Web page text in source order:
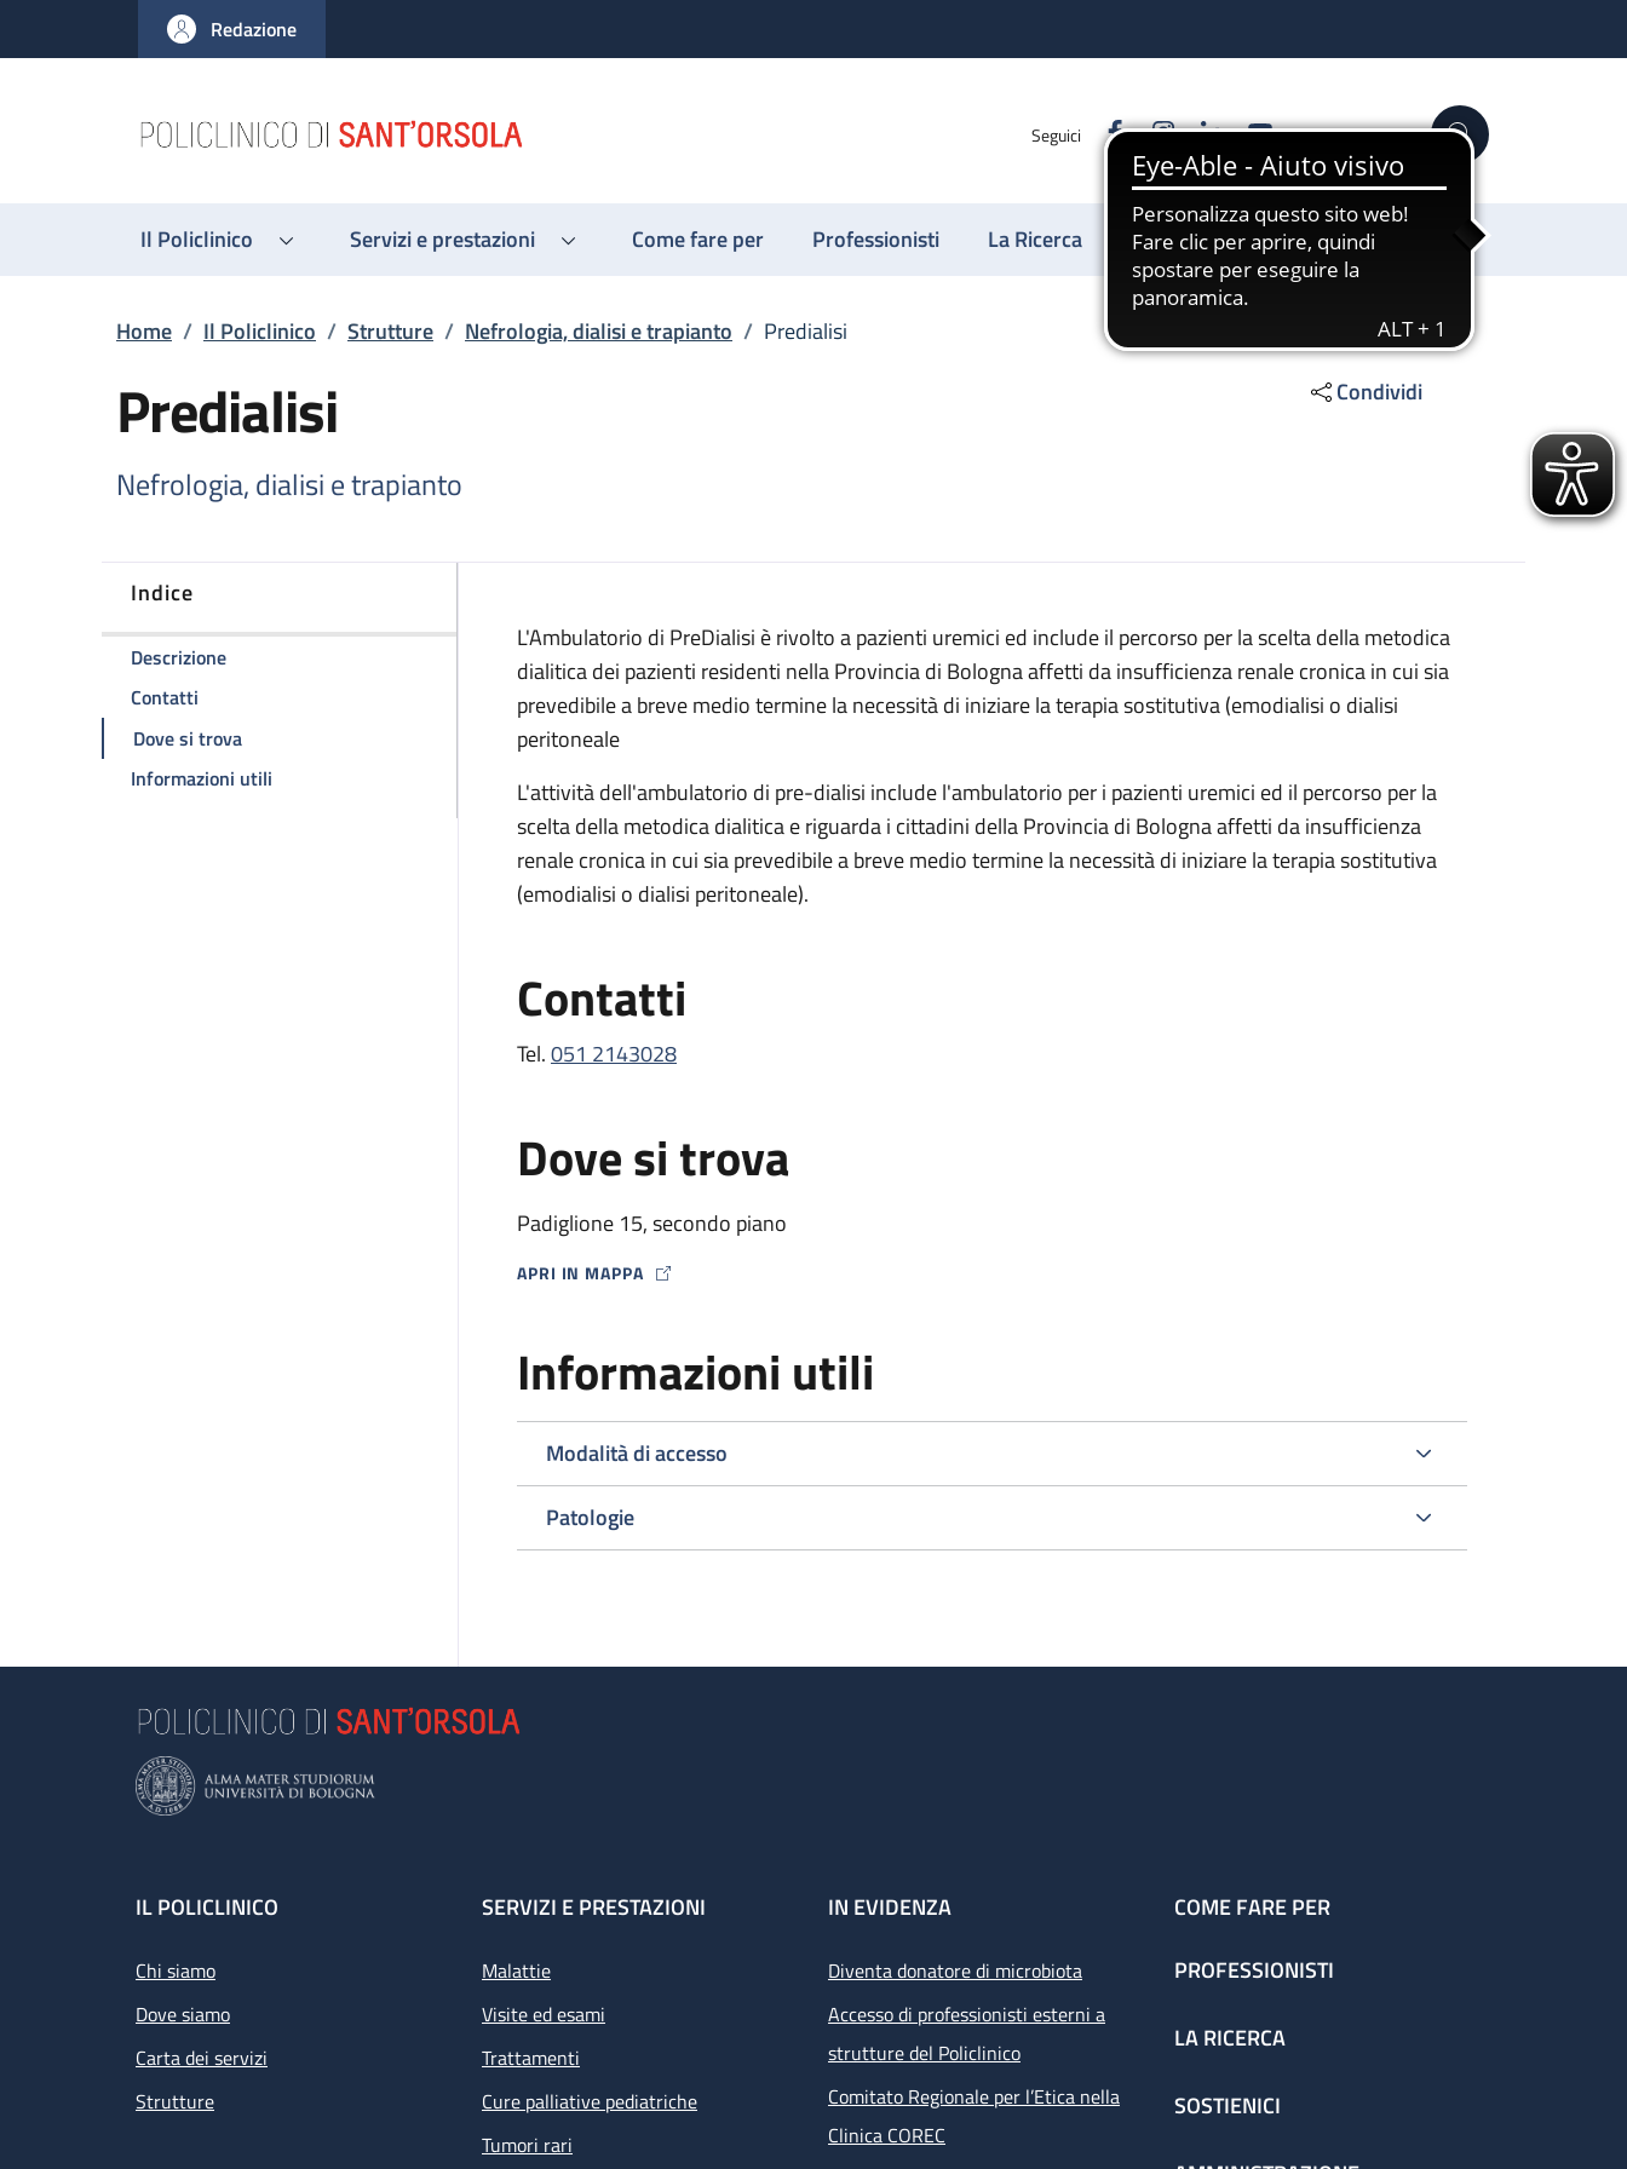
al contenuto principale
to footer content
Redazione
Seguici FacebookInstagram
LinkedinYouTube Cerca
Il Policlinico Servizi e prestazioni Come fare per Professionisti La Ricerca Sostienici
Briciole di pane
Home / Il Policlinico / Strutture / Nefrologia, dialisi e trapianto / Predialisi
Predialisi
Nefrologia, dialisi e trapianto
Condividi
Indice
Descrizionedella pagina Predialisi
Contatti
Dove si trovadella pagina Predialisi
Informazioni utili
Descrizione
L'Ambulatorio di PreDialisi è rivolto a pazienti uremici ed include il percorso per la scelta della metodica
dialitica dei pazienti residenti nella Provincia di Bologna affetti da insufficienza renale cronica in cui sia
prevedibile a breve medio termine la necessità di iniziare la terapia sostitutiva (emodialisi o dialisi
peritoneale
L'attività dell'ambulatorio di pre-dialisi include l'ambulatorio per i pazienti uremici ed il percorso per la
scelta della metodica dialitica e riguarda i cittadini della Provincia di Bologna affetti da insufficienza
renale cronica in cui sia prevedibile a breve medio termine la necessità di iniziare la terapia sostitutiva
(emodialisi o dialisi peritoneale).
Contatti
Tel.051 2143028
Dove si trova
Padiglione 15, secondo piano
APRI IN MAPPA
MAP ICON
Informazioni utili
Modalità di accesso
Patologie
Footer
IL POLICLINICO
Chi siamo
Dove siamo
Carta dei servizi
Strutture
SERVIZI E PRESTAZIONI
Malattie
Visite ed esami
Trattamenti
Cure palliative pediatriche
Tumori rari
IN EVIDENZA
Diventa donatore di microbiota
Accesso di professionisti esterni a
strutture del Policlinico
Comitato Regionale per l’Etica nella
Clinica COREC
COME FARE PER
PROFESSIONISTI
LA RICERCA
SOSTIENICI